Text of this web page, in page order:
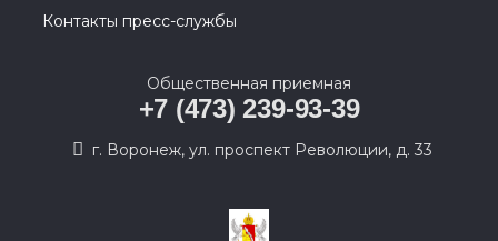
Контакты пресс-службы
Общественная приемная
+7 (473) 239-93-39
г. Воронеж, ул. проспект Революции, д. 33